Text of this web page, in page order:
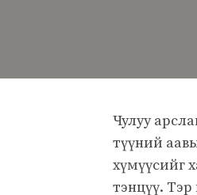
Чулуу
түүний
хүмүүсийг
тэнцүү.